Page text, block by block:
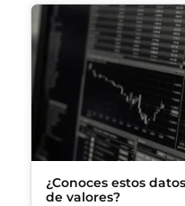
¿Conoces estos
de valores?